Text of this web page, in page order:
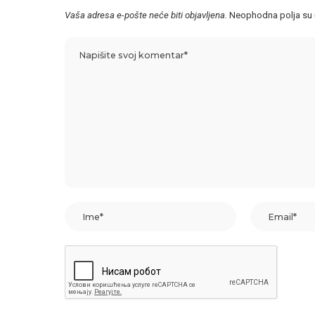
Vaša adresa e-pošte neće biti objavljena. Neophodna polja su